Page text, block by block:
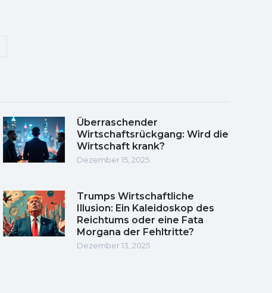
Überraschender
Wirtschaftsrückgang: Wird die
Wirtschaft krank?
Dezember 15, 2025
Trumps Wirtschaftliche
Illusion: Ein Kaleidoskop des
Reichtums oder eine Fata
Morgana der Fehltritte?
Dezember 13, 2025